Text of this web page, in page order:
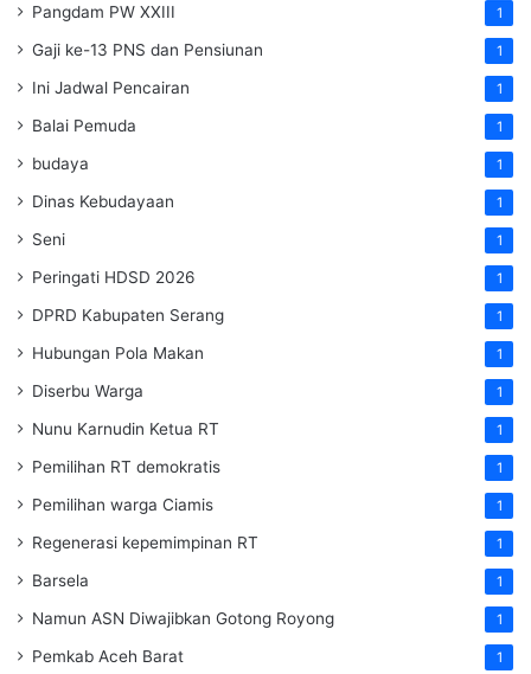
Pangdam PW XXIII 1
Gaji ke-13 PNS dan Pensiunan 1
Ini Jadwal Pencairan 1
Balai Pemuda 1
budaya 1
Dinas Kebudayaan 1
Seni 1
Peringati HDSD 2026 1
DPRD Kabupaten Serang 1
Hubungan Pola Makan 1
Diserbu Warga 1
Nunu Karnudin Ketua RT 1
Pemilihan RT demokratis 1
Pemilihan warga Ciamis 1
Regenerasi kepemimpinan RT 1
Barsela 1
Namun ASN Diwajibkan Gotong Royong 1
Pemkab Aceh Barat 1